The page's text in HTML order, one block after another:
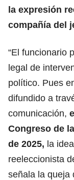
la expresión
compañía del
“El funcionario
legal de
político. Pues
difundido a
comunicación,
Congreso de
de 2025, la
reeleccionista
señala la queja